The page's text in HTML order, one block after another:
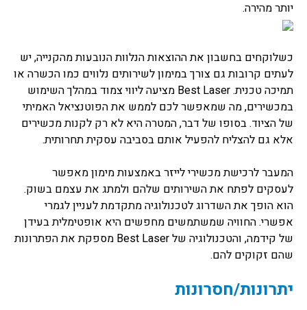
יותר מהירה.
כשלוקחים בחשבון את ההוצאות הנלוות הנובעות מהקנייה, יש
לעתים קרובות גם צורך במימון לשירותים נלווים כמו הכשרה או
תמיכה טכנית. Best Laser מציעה ליווי צמוד במהלך השימוש
במכשירים, מה שמאפשר לכם לממש את הפוטנציאל האמיתי
של הציוד. בסופו של דבר, המטרה היא לא רק לקנות מכשירים
אלא גם להצליח להפעיל אותם בסביבה עסקית תחרותית.
המעבר לרכישת מכשירי לייזר באמצעות מימון מאפשר
לעסקים לפתח את השירותים שלהם ולמתג את עצמם בשוק.
הוא הופך את השדרוג לטכנולוגיה מתקדמת לעניין לגמרי
אפשרי. החוויה שמשתמשים מחפשים היא אופטימלית בעידן
של קידמה, והטכנולוגיה של Best Laser מספקת את הפתרונות
שהם זקוקים להם.
יתרונות/חסרונות